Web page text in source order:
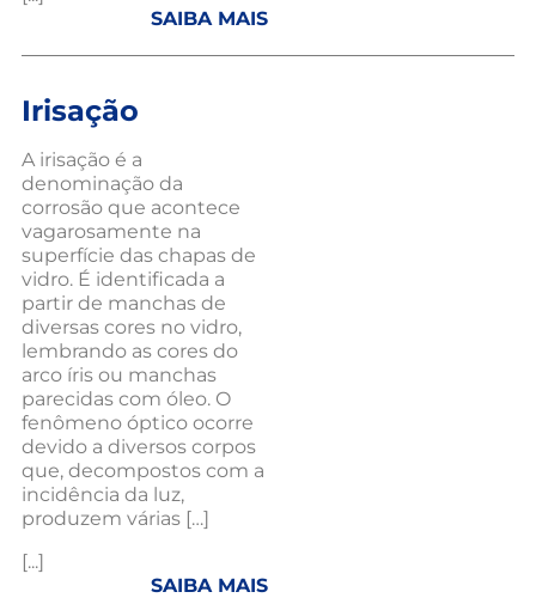
SAIBA MAIS
Irisação
A irisação é a
denominação da
corrosão que acontece
vagarosamente na
superfície das chapas de
vidro. É identificada a
partir de manchas de
diversas cores no vidro,
lembrando as cores do
arco íris ou manchas
parecidas com óleo. O
fenômeno óptico ocorre
devido a diversos corpos
que, decompostos com a
incidência da luz,
produzem várias […]
[...]
SAIBA MAIS